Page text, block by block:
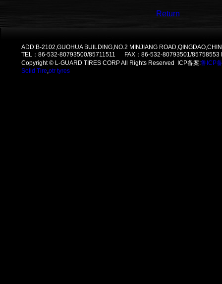
Return
ADD:B-2102,GUOHUA BUILDING,NO.2 MINJIANG
TEL：86-532-80793500/85711511 FAX：86-532-80793501/85758553
Copyright © L-GUARD TIRES CORP All Rights Reserved ICP备案:鲁ICP
Solid Tire,otr tyres